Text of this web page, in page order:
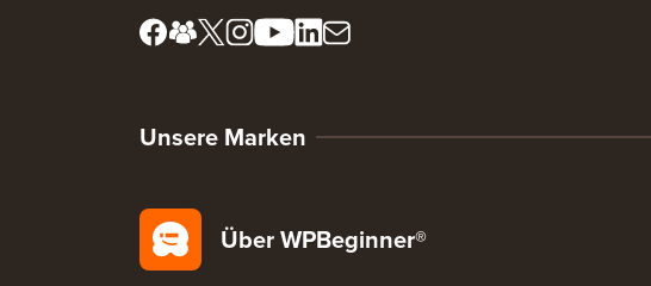
Unsere Marken
Über WPBeginner®